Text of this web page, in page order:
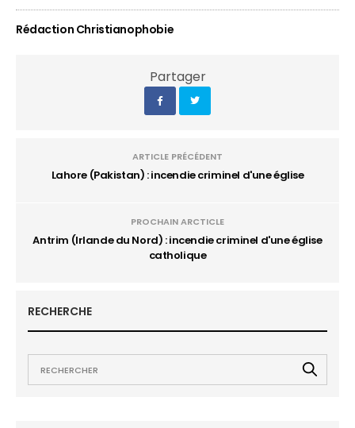
Rédaction Christianophobie
Partager
ARTICLE PRÉCÉDENT
Lahore (Pakistan) : incendie criminel d'une église
PROCHAIN ARCTICLE
Antrim (Irlande du Nord) : incendie criminel d'une église
catholique
RECHERCHE